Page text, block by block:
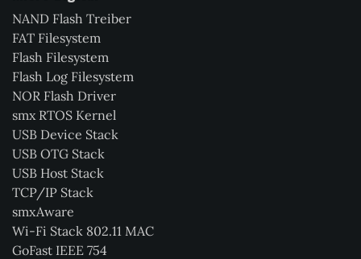
NAND Flash Treiber
FAT Filesystem
Flash Filesystem
Flash Log Filesystem
NOR Flash Driver
smx RTOS Kernel
USB Device Stack
USB OTG Stack
USB Host Stack
TCP/IP Stack
smxAware
Wi-Fi Stack 802.11 MAC
GoFast IEEE 754